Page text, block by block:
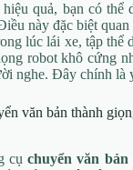
quả, bạn có thể
này đặc biệt
lúc lái xe, tập thể
robot khô cứng
nghe. Đây chính là
văn bản thành
cụchuyển văn